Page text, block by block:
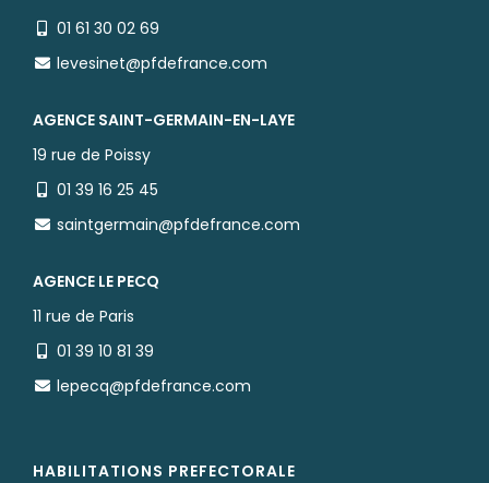
01 61 30 02 69
levesinet@pfdefrance.com
AGENCE SAINT-GERMAIN-EN-LAYE
19 rue de Poissy
01 39 16 25 45
saintgermain@pfdefrance.com
AGENCE LE PECQ
11 rue de Paris
01 39 10 81 39
lepecq@pfdefrance.com
HABILITATIONS PREFECTORALE